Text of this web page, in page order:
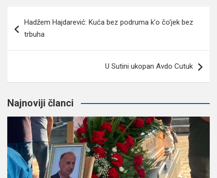
članaka
Hadžem Hajdarević: Kuća bez podruma k'o čo'jek bez
trbuha
U Sutini ukopan Avdo Cutuk
Najnoviji članci